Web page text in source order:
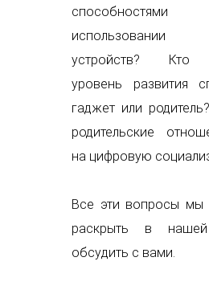
использовании
устройств? Кто
уровень развития
гаджет или
родительские
на цифровую
Все эти вопросы мы
раскрыть в
обсудить с вами.